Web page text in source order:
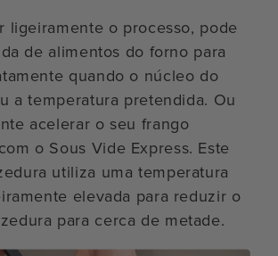
ligeiramente o processo, pode
de alimentos do forno para
quando o núcleo do
a temperatura pretendida. Ou
acelerar o seu frango
o Sous Vide Express. Este
utiliza uma temperatura
elevada para reduzir o
para cerca de metade.